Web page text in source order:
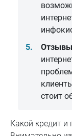
Отзывы
стоит
Какой кредит